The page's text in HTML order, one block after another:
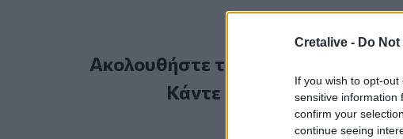
Cretalive - Do
If you wish to opt-
sensitive information
confirm your
continue seeing
Ακολουθήστε το Cretalive στο
Κάντε εγγραφή στο